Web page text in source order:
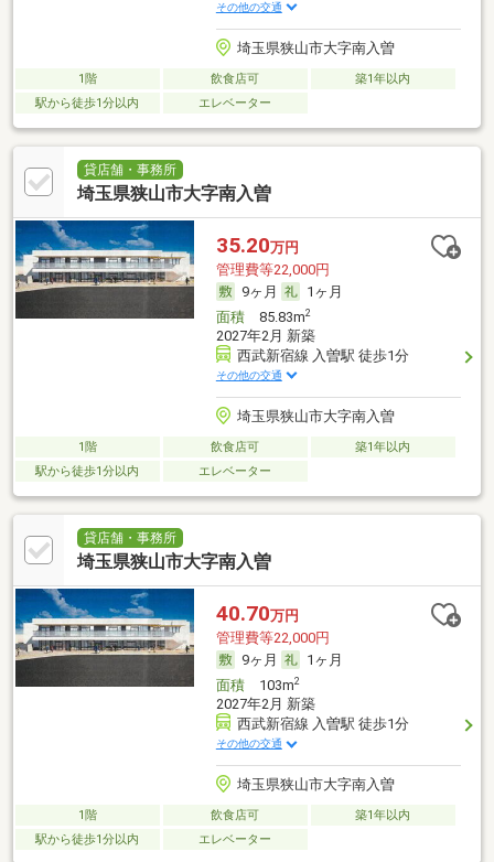
その他の交通
埼玉県狭山市大字南入曽
1階 飲食店可
築1年以内
駅から徒歩1分以内
エレベーター
貸店舗・事務所
埼玉県狭山市大字南入曽
35.20万円
管理費等22,000円
9ヶ月
1ヶ月
面積85.83m2
2027年2月 新築
西武新宿線 入曽駅 徒歩1分
その他の交通
埼玉県狭山市大字南入曽
1階 飲食店可
築1年以内
駅から徒歩1分以内
エレベーター
貸店舗・事務所
埼玉県狭山市大字南入曽
40.70万円
管理費等22,000円
9ヶ月
1ヶ月
面積103m2
2027年2月 新築
西武新宿線 入曽駅 徒歩1分
その他の交通
埼玉県狭山市大字南入曽
1階 飲食店可
築1年以内
駅から徒歩1分以内
エレベーター